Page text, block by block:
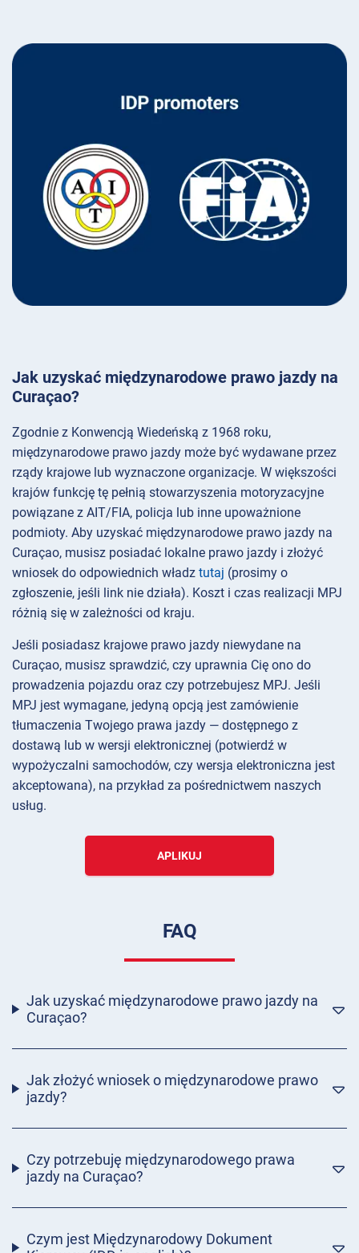
Jak uzyskać międzynarodowe prawo jazdy na
Curaçao?
Zgodnie z Konwencją Wiedeńską z 1968 roku,
międzynarodowe prawo jazdy może być wydawane przez
rządy krajowe lub wyznaczone organizacje. W większości
krajów funkcję tę pełnią stowarzyszenia motoryzacyjne
powiązane z AIT/FIA, policja lub inne upoważnione
podmioty. Aby uzyskać międzynarodowe prawo jazdy na
Curaçao, musisz posiadać lokalne prawo jazdy i złożyć
wniosek do odpowiednich władz tutaj (prosimy o
zgłoszenie, jeśli link nie działa). Koszt i czas realizacji MPJ
różnią się w zależności od kraju.
Jeśli posiadasz krajowe prawo jazdy niewydane na
Curaçao, musisz sprawdzić, czy uprawnia Cię ono do
prowadzenia pojazdu oraz czy potrzebujesz MPJ. Jeśli
MPJ jest wymagane, jedyną opcją jest zamówienie
tłumaczenia Twojego prawa jazdy — dostępnego z
dostawą lub w wersji elektronicznej (potwierdź w
wypożyczalni samochodów, czy wersja elektroniczna jest
akceptowana), na przykład za pośrednictwem naszych
usług.
APLIKUJ
FAQ
Jak uzyskać międzynarodowe prawo jazdy na
Curaçao?
Jak złożyć wniosek o międzynarodowe prawo
jazdy?
Czy potrzebuję międzynarodowego prawa
jazdy na Curaçao?
Czym jest Międzynarodowy Dokument